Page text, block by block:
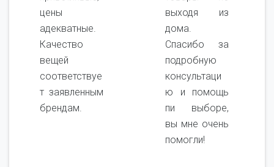
цены
адекватные.
Качество
вещей
соответствуе
т заявленным
брендам.
выходя из
дома.
Спасибо за
подробную
консультаци
ю и помощь
пи выборе,
вы мне очень
помогли!